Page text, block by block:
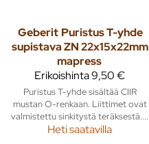
Geberit Puristus T-yhde
supistava ZN 22x15x22mm
mapress
Erikoishinta9,50 €
Puristus T-yhde sisältää CIIR
mustan O-renkaan. Liittimet ovat
valmistettu sinkitystä teräksestä....
Heti saatavilla